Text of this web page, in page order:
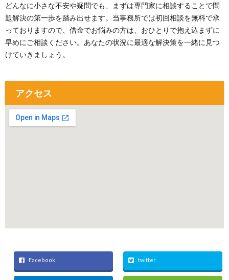
どんなに小さな不安や疑問でも、まずは専門家に相談することで問
題解決の第一歩を踏み出せます。当事務所では初回相談を無料で承
っておりますので、借金でお悩みの方は、おひとりで抱え込まずに
早めにご相談ください。あなたの状況に最適な解決策を一緒に見つ
けていきましょう。
アクセス
Facebook twitter